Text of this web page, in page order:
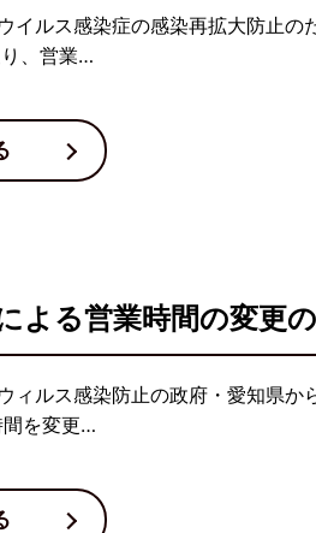
イルス感染症の感染再拡大防止の
、営業…
よる営業時間の変更
ィルス感染防止の政府・愛知県か
間を変更…